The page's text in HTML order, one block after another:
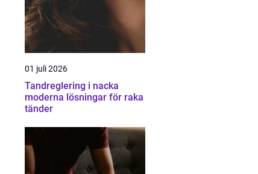
01 juli 2026
Tandreglering i nacka
moderna lösningar för raka
tänder